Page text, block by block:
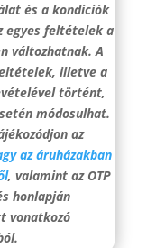
és a kondíciók
egyes feltételek a
változhatnak. A
illetve a
történt,
módosulhat.
az
az áruházakban
, valamint az OTP
honlapján
vonatkozó